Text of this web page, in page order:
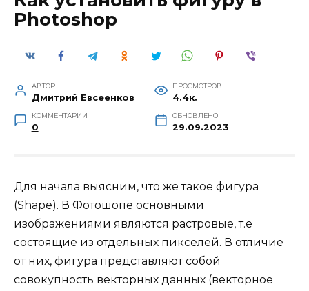
Photoshop
АВТОР
Дмитрий Евсеенков
ПРОСМОТРОВ
4.4к.
КОММЕНТАРИИ
0
ОБНОВЛЕНО
29.09.2023
Для начала выясним, что же такое фигура
(Shape). В Фотошопе основными
изображениями являются растровые, т.е
состоящие из отдельных пикселей. В отличие
от них, фигура представляют собой
совокупность векторных данных (векторное